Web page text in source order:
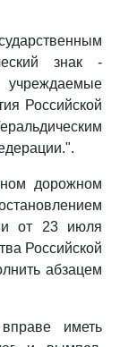
знак -
Российской
дорожном
от 23 июля
Российской
абзацем
иметь